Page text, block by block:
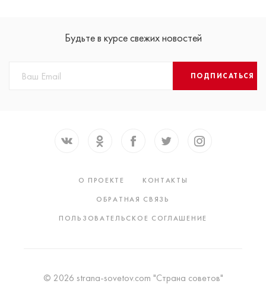
Будьте в курсе свежих новостей
ПОДПИСАТЬСЯ
О ПРОЕКТЕ
КОНТАКТЫ
ОБРАТНАЯ СВЯЗЬ
ПОЛЬЗОВАТЕЛЬСКОЕ СОГЛАШЕНИЕ
© 2026 strana-sovetov.com "Страна советов"